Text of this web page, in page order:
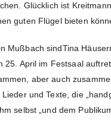
Glücklich ist
guten Flügel bieten
Mußbach sindTina
25. April im Festsaal
aber auch
und Texte, die
selbst „und dem